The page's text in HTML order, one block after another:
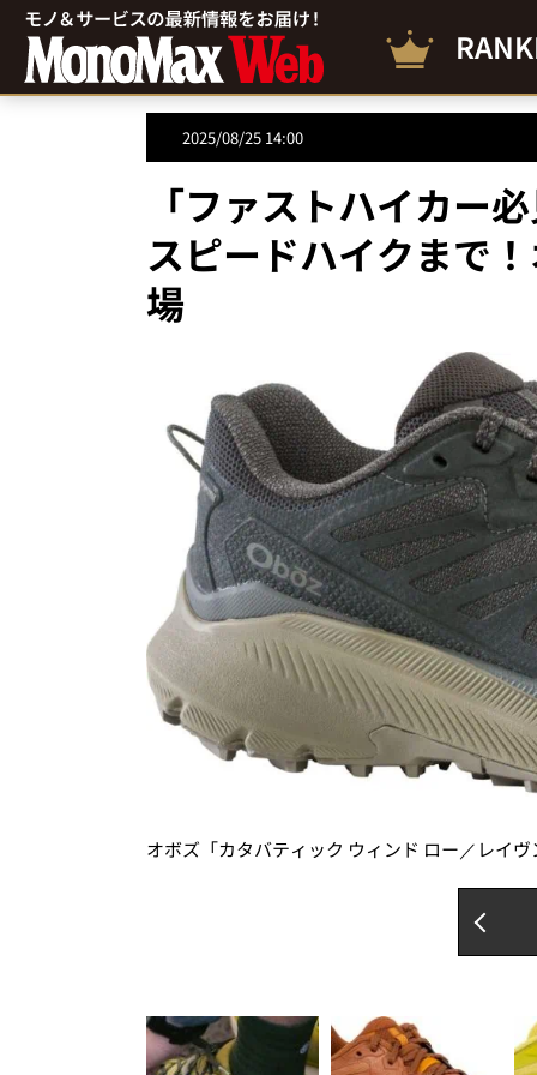
2025/08/25 14:00
「ファストハイカー
スピードハイクまで
場
オボズ「カタバティック ウィンド ロー／レイヴ